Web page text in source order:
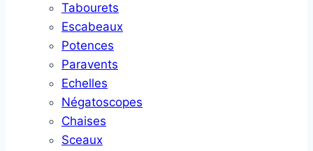
Tabourets
Escabeaux
Potences
Paravents
Echelles
Négatoscopes
Chaises
Sceaux